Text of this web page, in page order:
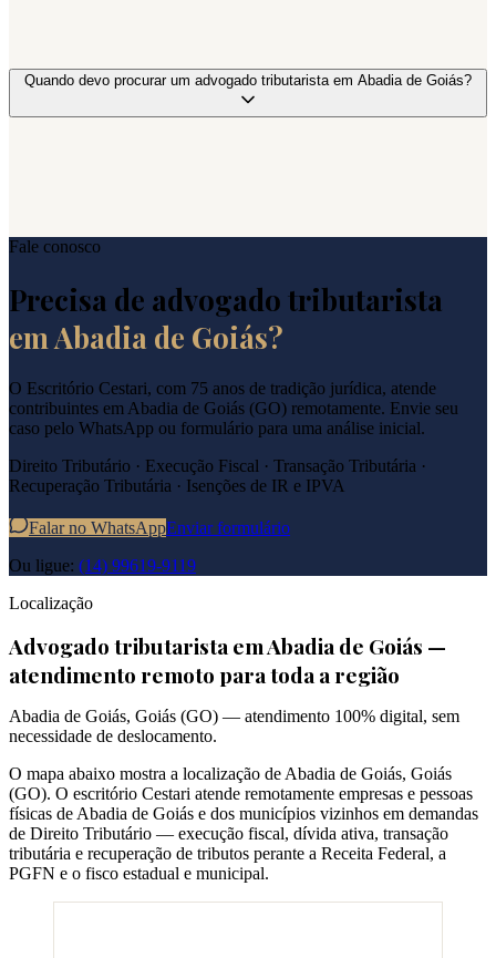
Quando devo procurar um advogado tributarista em Abadia de Goiás?
Fale conosco
Precisa de advogado tributarista
em Abadia de Goiás?
O Escritório Cestari, com 75 anos de tradição jurídica, atende
contribuintes em Abadia de Goiás (GO) remotamente. Envie seu
caso pelo WhatsApp ou formulário para uma análise inicial.
Direito Tributário · Execução Fiscal · Transação Tributária ·
Recuperação Tributária · Isenções de IR e IPVA
Falar no WhatsAppEnviar formulário
Ou ligue: (14) 99619-9119
Localização
Advogado tributarista emAbadia de Goiás —
atendimento remoto para toda a região
Abadia de Goiás, Goiás (GO) — atendimento 100% digital, sem
necessidade de deslocamento.
O mapa abaixo mostra a localização de Abadia de Goiás, Goiás
(GO). O escritório Cestari atende remotamente empresas e pessoas
físicas de Abadia de Goiás e dos municípios vizinhos em demandas
de Direito Tributário — execução fiscal, dívida ativa, transação
tributária e recuperação de tributos perante a Receita Federal, a
PGFN e o fisco estadual e municipal.